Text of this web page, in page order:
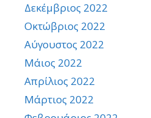
Δεκέμβριος 2022
Οκτώβριος 2022
Αύγουστος 2022
Μάιος 2022
Απρίλιος 2022
Μάρτιος 2022